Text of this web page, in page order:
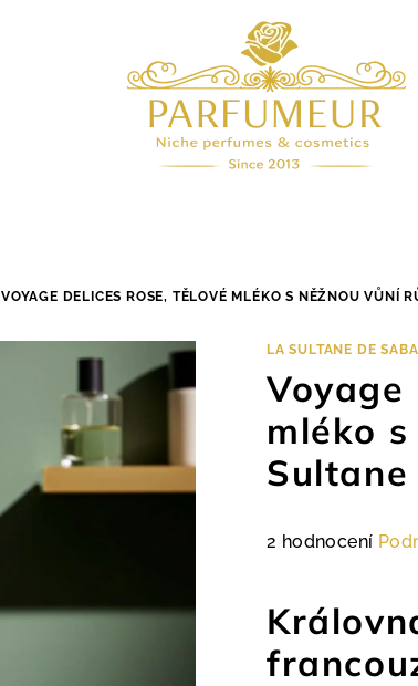
VOYAGE DELICES ROSE, TĚLOVÉ MLÉKO S NĚŽNOU VŮNÍ
LA SULTANE DE SABA
Voyage
mléko
Průměrné
je
5,0
z
2 hodnocení